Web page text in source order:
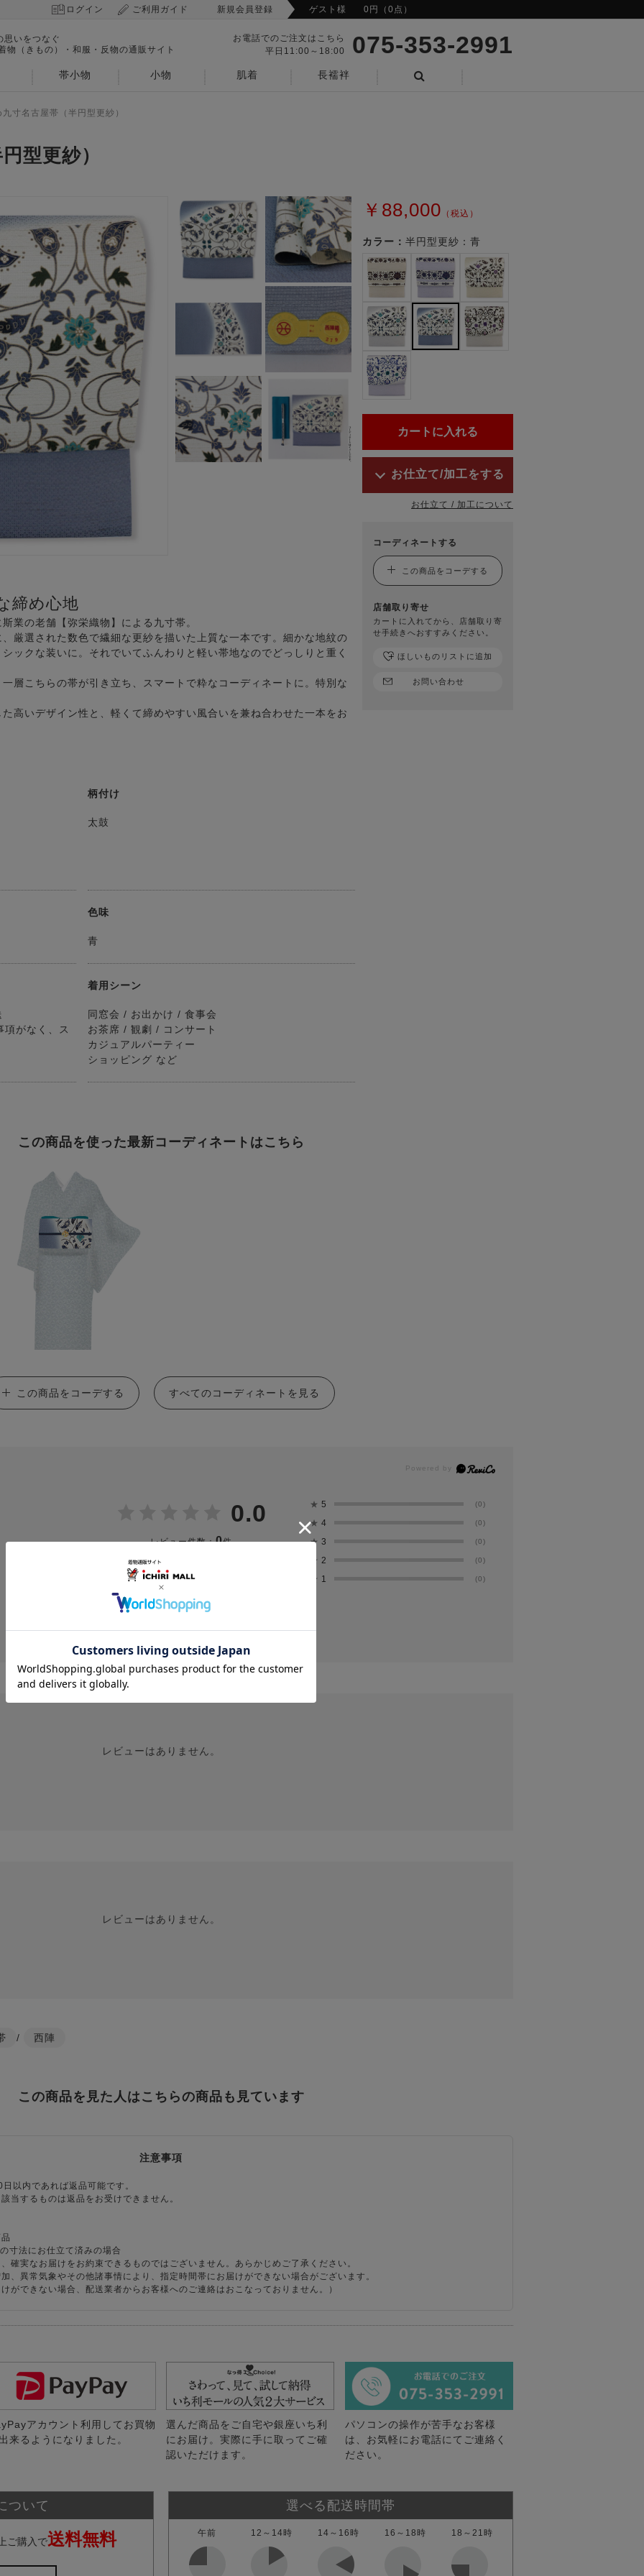
ログイン ご利用ガイド 新規会員登録 ゲスト様 0円（0点）
思いをつなぐ
物（きもの）・和服・反物の通販サイト
お電話でのご注文はこちら
平日11:00～18:00
075-353-2991
帯小物 小物 肌着
長襦袢
九寸名古屋帯（半円型更紗）
型更紗）
締め心地
業の老舗【弥栄織物】による九寸帯。
厳選された数色で繊細な更紗を描いた上質な一本です。細かな地紋の
ックな装いに。それでいてふんわりと軽い帯地なのでどっしりと重く
層こちらの帯が引き立ち、スマートで粋なコーディネートに。特別な
高いデザイン性と、軽くて締めやすい風合いを兼ね合わせた一本をお
柄付け
太鼓
色味
青
がなく、ス
着用シーン
同窓会 / お出かけ / 食事会
お茶席 / 観劇 / コンサート
カジュアルパーティー
ショッピング など
この商品を使った最新コーディネートはこちら
この商品をコーデする すべてのコーディネートを見る
0.0
レビュー件数：0件
★ 5 (0)
★ 4 (0)
★ 3 (0)
★ 2 (0)
★ 1 (0)
レビューはありません。
レビューはありません。
/ 西陣
この商品を見た人はこちらの商品も見ています
注意事項
以内であれば返品可能です。
当するものは返品をお受けできません。
寸法にお仕立て済みの場合
確実なお届けをお約束できるものではございません。あらかじめご了承ください。
、異常気象やその他諸事情により、指定時間帯にお届けができない場合がございます。
ができない場合、配送業者からお客様へのご連絡はおこなっておりません。）
アカウント利用してお買物
来るようになりました。
選んだ商品をご自宅や銀座いち利
にお届け。実際に手に取ってご確
認いただけます。
パソコンの操作が苦手なお客様
は、お気軽にお電話にてご連絡く
ださい。
ついて
ご購入で送料無料
選べる配送時間帯
午前 12～14時 14～16時 16～18時 18～21時
￥88,000 （税込）
カラー： 半円型更紗：青
お仕立て/加工をする
お仕立て / 加工について
コーディネートする
この商品をコーデする
店舗取り寄せ
カートに入れてから、店舗取り寄
せ手続きへおすすみください。
お問い合わせ
ほしいものリストに追加